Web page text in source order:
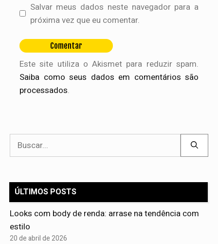
Salvar meus dados neste navegador para a
próxima vez que eu comentar.
Este site utiliza o Akismet para reduzir spam.
Saiba como seus dados em comentários são
processados.
Pesquisar
ÚLTIMOS POSTS
Looks com body de renda: arrase na tendência com
estilo
20 de abril de 2026